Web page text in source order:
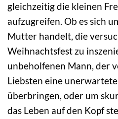
gleichzeitig die kleinen
aufzugreifen. Ob es sich
Mutter handelt, die
Weihnachtsfest zu
unbeholfenen Mann, der
Liebsten eine
überbringen, oder um
das Leben auf den Kopf